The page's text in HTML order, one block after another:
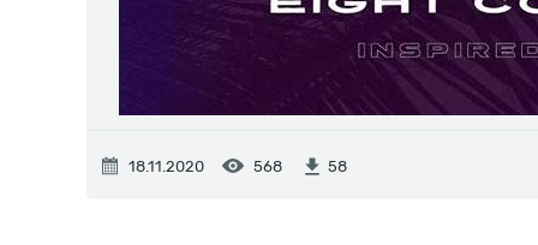
18.11.2020 568 58